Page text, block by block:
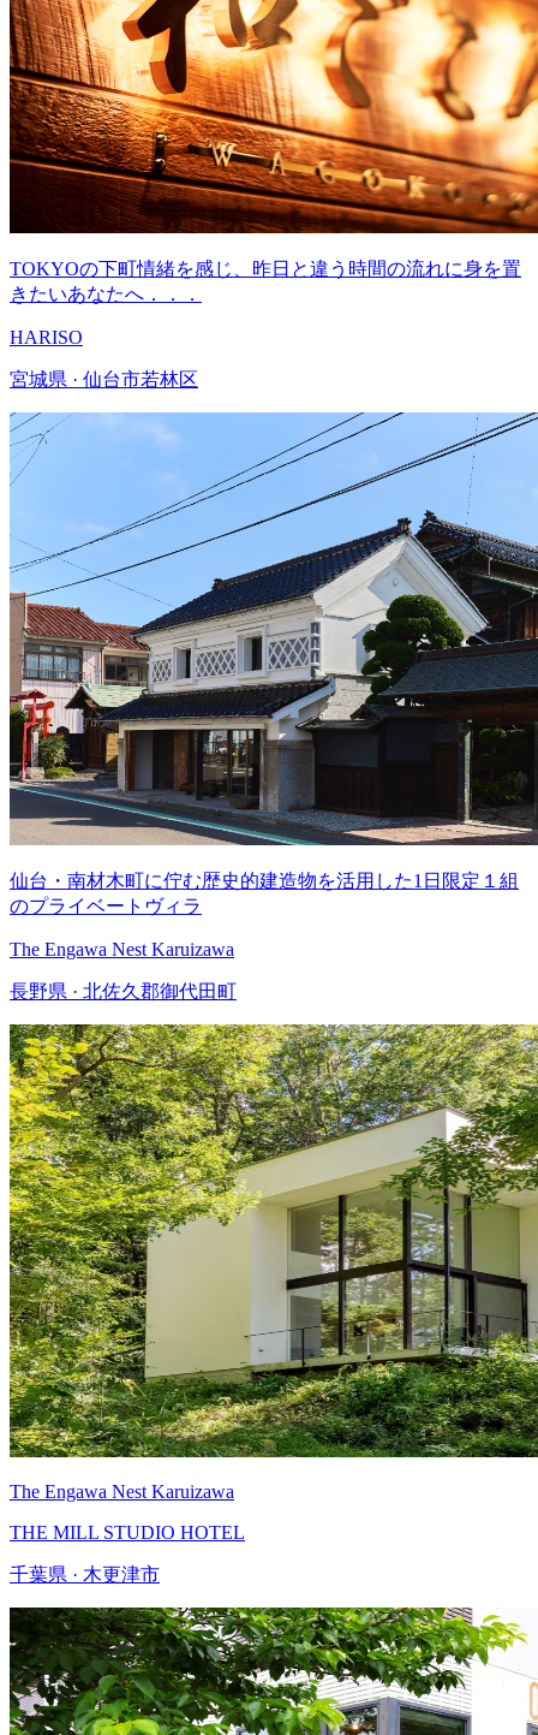
TOKYOの下町情緒を感じ、昨日と違う時間の流れに身を置
きたいあなたへ．．．
HARISO
宮城県 · 仙台市若林区
仙台・南材木町に佇む歴史的建造物を活用した1日限定１組
のプライベートヴィラ
The Engawa Nest Karuizawa
長野県 · 北佐久郡御代田町
The Engawa Nest Karuizawa
THE MILL STUDIO HOTEL
千葉県 · 木更津市